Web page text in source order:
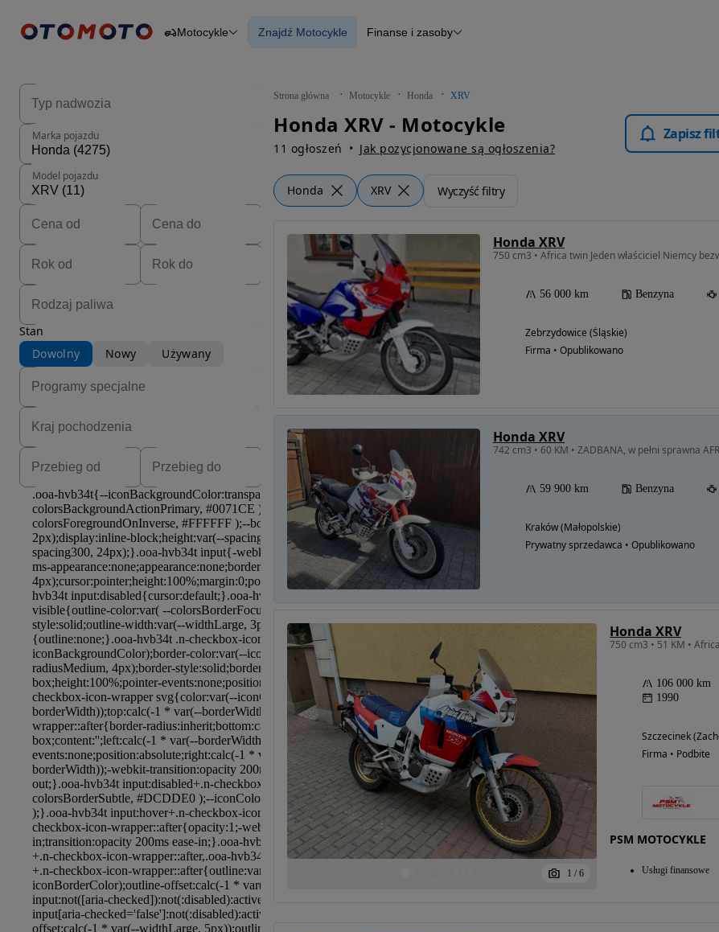
Osobowe
Motocykle Znajdź Motocykle Finanse i zasoby
Strona główna Motocykle Honda XRV
Honda XRV - Motocykle
11 ogłoszeń Jak pozycjonowane są ogłoszenia?
Zapisz
Honda XRV Wyczyść filtry
Marka pojazdu
Model pojazdu
Stan
Dowolny
Nowy Używany
Honda XRV
750 cm3 • Africa twin Jeden właściciel Niemcy
56 000 km Benzyna
Zebrzydowice (Śląskie)
Firma • Opublikowano
Honda XRV
742 cm3 • 60 KM • ZADBANA, w pełni sprawna
59 900 km Benzyna
Kraków (Małopolskie)
Prywatny sprzedawca • Opublikowano
1 / 6
Honda XRV
106 000 km
1990
Szczecinek
Firma • Podbite
PSM MOTOCYKLE
Usługi finansowe